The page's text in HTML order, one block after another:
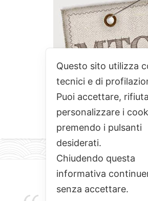
Questo sito utilizza
tecnici e di
Puoi accettare,
personalizzare i
premendo i pulsanti
desiderati.
Chiudendo questa
informativa
senza accettare.